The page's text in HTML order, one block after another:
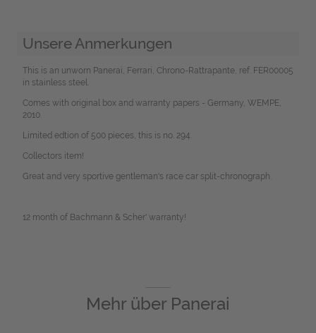
Unsere Anmerkungen
This is an unworn Panerai, Ferrari, Chrono-Rattrapante, ref. FER00005
in stainless steel.
Comes with original box and warranty papers - Germany, WEMPE,
2010.
Limited edtion of 500 pieces, this is no. 294.
Collectors item!
Great and very sportive gentleman's race car split-chronograph.
12 month of Bachmann & Scher' warranty!
Mehr über Panerai